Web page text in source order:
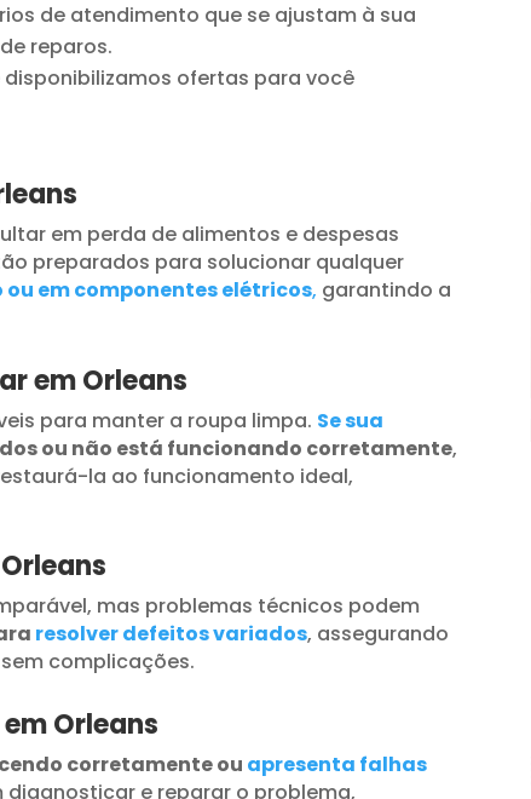
de atendimento que se ajustam à sua
reparos.
disponibilizamos ofertas para você
em perda de alimentos e despesas
preparados para solucionar qualquer
em componentes elétricos, garantindo a
em Orleans
para manter a roupa limpa. Se sua
ou não está funcionando corretamente,
la ao funcionamento ideal,
mas problemas técnicos podem
resolver defeitos variados, assegurando
complicações.
Orleans
corretamente ou apresenta falhas
e reparar o problema,